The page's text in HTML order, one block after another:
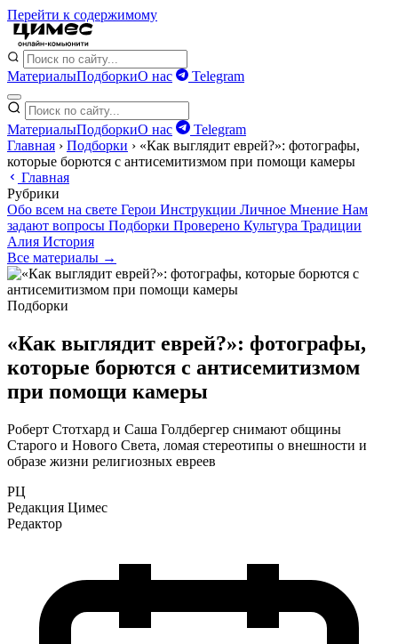
Перейти к содержимому
МатериалыПодборкиО нас Telegram
МатериалыПодборкиО нас
Telegram
Главная › Подборки › «Как выглядит еврей?»: фотографы,
которые борются с антисемитизмом при помощи камеры
Главная
Рубрики
Обо всем на свете Герои Инструкции Личное Мнение Нам
задают вопросы Подборки Проверено Культура Традиции
Алия История
Все материалы →
Подборки
«Как выглядит еврей?»: фотографы,
которые борются с антисемитизмом
при помощи камеры
Роберт Стотхард и Саша Голдбергер снимают общины
Старого и Нового Света, ломая стереотипы о внешности и
образе жизни религиозных евреев
РЦ
Редакция Цимес
Редактор